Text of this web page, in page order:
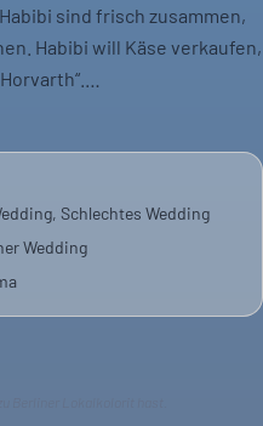
sind frisch zusammen,
Habibi will Käse verkaufen,
dafür Privatdetektiv
Verhängnis werden.
Crêpes und Köfte –
Schlechtes Wedding
Wedding